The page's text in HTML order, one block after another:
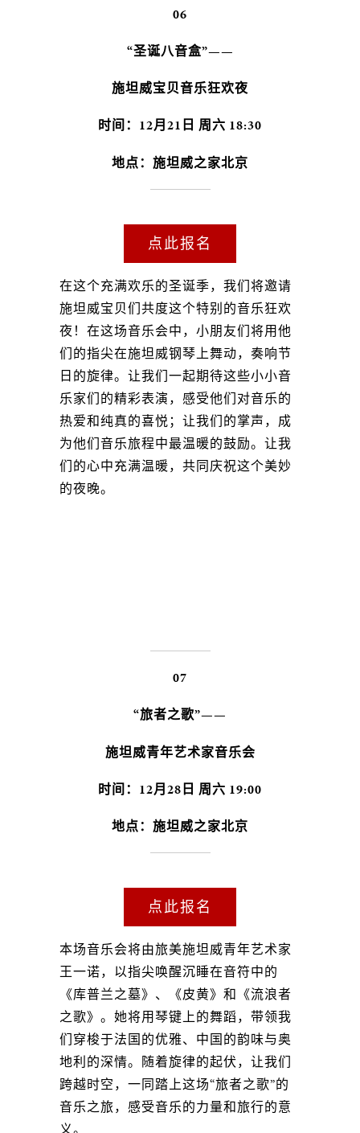
06
“圣诞八音盒”——
施坦威宝贝音乐狂欢夜
时间：12月21日 周六 18:30
地点：施坦威之家北京
点此报名
在这个充满欢乐的圣诞季，我们将邀请
施坦威宝贝们共度这个特别的音乐狂欢
夜！在这场音乐会中，小朋友们将用他
们的指尖在施坦威钢琴上舞动，奏响节
日的旋律。让我们一起期待这些小小音
乐家们的精彩表演，感受他们对音乐的
热爱和纯真的喜悦；让我们的掌声，成
为他们音乐旅程中最温暖的鼓励。让我
们的心中充满温暖，共同庆祝这个美妙
的夜晚。
07
“旅者之歌”——
施坦威青年艺术家音乐会
时间：12月28日 周六 19:00
地点：施坦威之家北京
点此报名
本场音乐会将由旅美施坦威青年艺术家
王一诺，以指尖唤醒沉睡在音符中的
《库普兰之墓》、《皮黄》和《流浪者
之歌》。她将用琴键上的舞蹈，带领我
们穿梭于法国的优雅、中国的韵味与奥
地利的深情。随着旋律的起伏，让我们
跨越时空，一同踏上这场“旅者之歌”的
音乐之旅，感受音乐的力量和旅行的意